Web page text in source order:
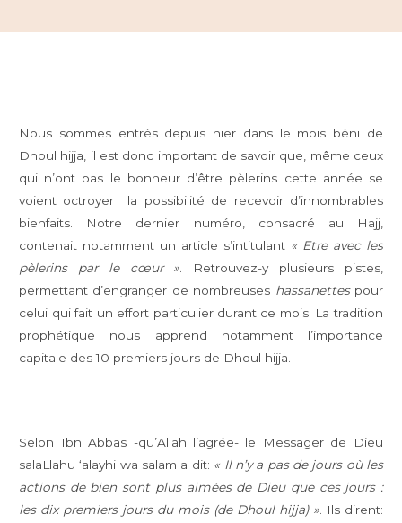
Nous sommes entrés depuis hier dans le mois béni de
Dhoul hijja, il est donc important de savoir que, même ceux
qui n’ont pas le bonheur d’être pèlerins cette année se
voient octroyer la possibilité de recevoir d’innombrables
bienfaits. Notre dernier numéro, consacré au Hajj,
contenait notamment un article s’intitulant « Etre avec les
pèlerins par le cœur » . Retrouvez-y plusieurs pistes,
permettant d’engranger de nombreuses hassanettes pour
celui qui fait un effort particulier durant ce mois. La tradition
prophétique nous apprend notamment l’importance
capitale des 10 premiers jours de Dhoul hijja.
Selon Ibn Abbas -qu’Allah l’agrée- le Messager de Dieu
salaLlahu ‘alayhi wa salam a dit: « Il n’y a pas de jours où les
actions de bien sont plus aimées de Dieu que ces jours :
les dix premiers jours du mois (de Dhoul hijja) ». Ils dirent: